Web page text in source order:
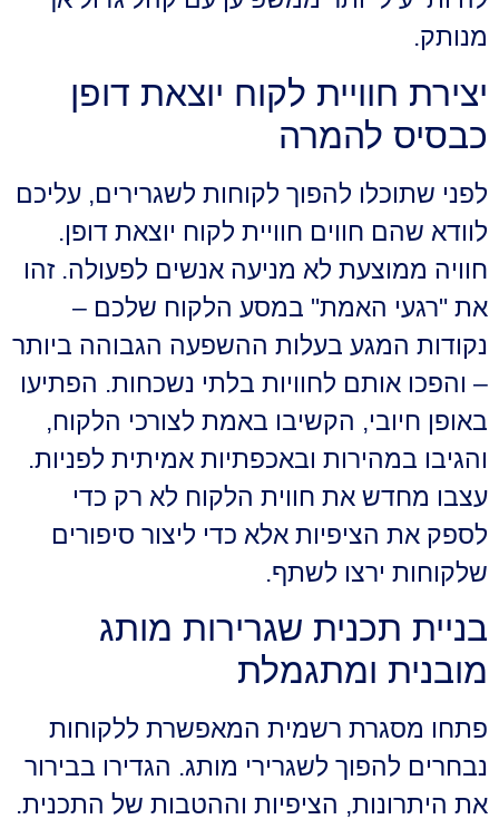
מנותק.
יצירת חוויית לקוח יוצאת דופן
כבסיס להמרה
לפני שתוכלו להפוך לקוחות לשגרירים, עליכם
לוודא שהם חווים חוויית לקוח יוצאת דופן.
חוויה ממוצעת לא מניעה אנשים לפעולה. זהו
את "רגעי האמת" במסע הלקוח שלכם –
נקודות המגע בעלות ההשפעה הגבוהה ביותר
– והפכו אותם לחוויות בלתי נשכחות. הפתיעו
באופן חיובי, הקשיבו באמת לצורכי הלקוח,
והגיבו במהירות ובאכפתיות אמיתית לפניות.
עצבו מחדש את חווית הלקוח לא רק כדי
לספק את הציפיות אלא כדי ליצור סיפורים
שלקוחות ירצו לשתף.
בניית תכנית שגרירות מותג
מובנית ומתגמלת
פתחו מסגרת רשמית המאפשרת ללקוחות
נבחרים להפוך לשגרירי מותג. הגדירו בבירור
את היתרונות, הציפיות וההטבות של התכנית.